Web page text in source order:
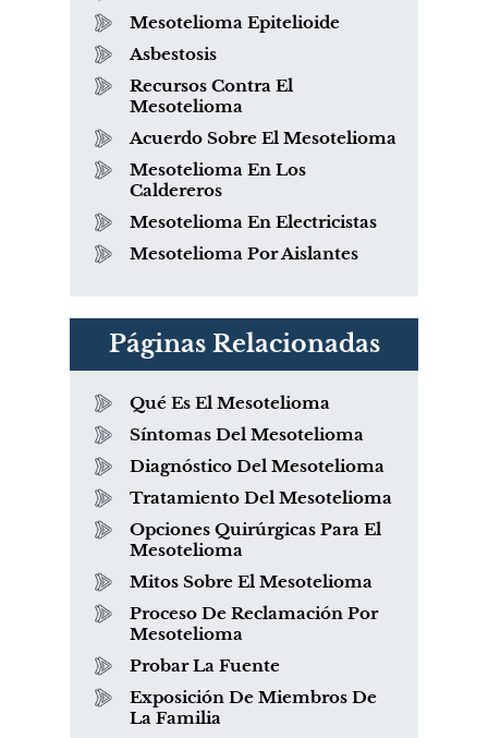
Mesotelioma Epitelioide
Asbestosis
Recursos Contra El
Mesotelioma
Acuerdo Sobre El Mesotelioma
Mesotelioma En Los
Caldereros
Mesotelioma En Electricistas
Mesotelioma Por Aislantes
Páginas Relacionadas
Qué Es El Mesotelioma
Síntomas Del Mesotelioma
Diagnóstico Del Mesotelioma
Tratamiento Del Mesotelioma
Opciones Quirúrgicas Para El
Mesotelioma
Mitos Sobre El Mesotelioma
Proceso De Reclamación Por
Mesotelioma
Probar La Fuente
Exposición De Miembros De
La Familia